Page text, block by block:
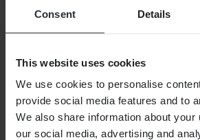
Consent Details
This website uses cookies
We use cookies to personalise
provide social media features and to
We also share information about your
our social media, advertising and
24MX is een onderdeel van Pierce Group AB
Pierce Group AB | Fleminggatan 20A, 112
Handelsregister: Bolagsverket/Zweedse
Bedrijfsregistratienummer: 556763-1592
Gevolmachtigde vertegenwoordiger: Göran
Btw-registratienummer: OSS VAT NO
SHOPPEN